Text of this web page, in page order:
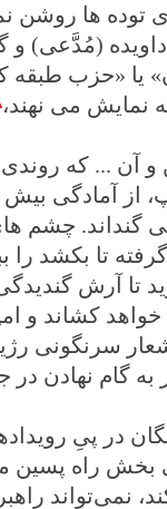
توده ها روشن
(مُدَّعی) و
یا «حزب طبقه
نمایش می نهند،
آن ... که
آمادگی بیش
گنداند. چشم
تا بکشد را
آرش گندیدگی
کشاند و
سرنگونی
به گام نهادن
در پیِ
بخش راه پسین
نمی‌تواند